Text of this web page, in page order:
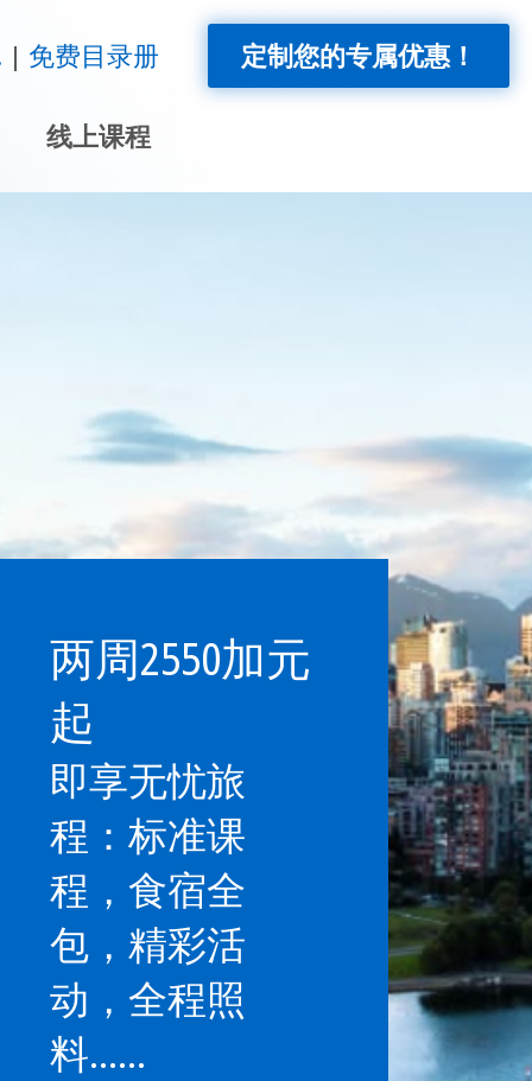
免费目录册 定制您的专属优惠！
线上课程
两周2550加元
起
即享无忧旅
程：标准课
程，食宿全
包，精彩活
动，全程照
料……